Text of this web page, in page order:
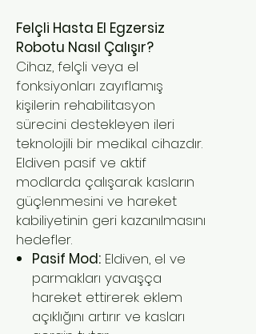
Felçli Hasta El Egzersiz
Robotu Nasıl Çalışır?
Cihaz, felçli veya el
fonksiyonları zayıflamış
kişilerin rehabilitasyon
sürecini destekleyen ileri
teknolojili bir medikal cihazdır.
Eldiven pasif ve aktif
modlarda çalışarak kasların
güçlenmesini ve hareket
kabiliyetinin geri kazanılmasını
hedefler.
Pasif Mod: Eldiven, el ve
parmakları yavaşça
hareket ettirerek eklem
açıklığını artırır ve kasları